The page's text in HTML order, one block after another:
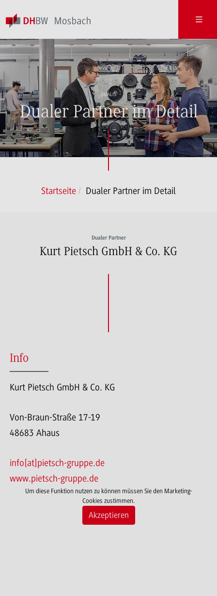
DUALIS
Dualer Partner im Detail
Startseite Dualer Partner im Detail
Dualer Partner
Kurt Pietsch GmbH & Co. KG
Info
Kurt Pietsch GmbH & Co. KG
Von-Braun-Straße 17-19
48683 Ahaus
info[at]pietsch-gruppe.de
www.pietsch-gruppe.de
Um diese Funktion nutzen zu können müssen Sie den Marketing-
Cookies zustimmen.
Akzeptieren